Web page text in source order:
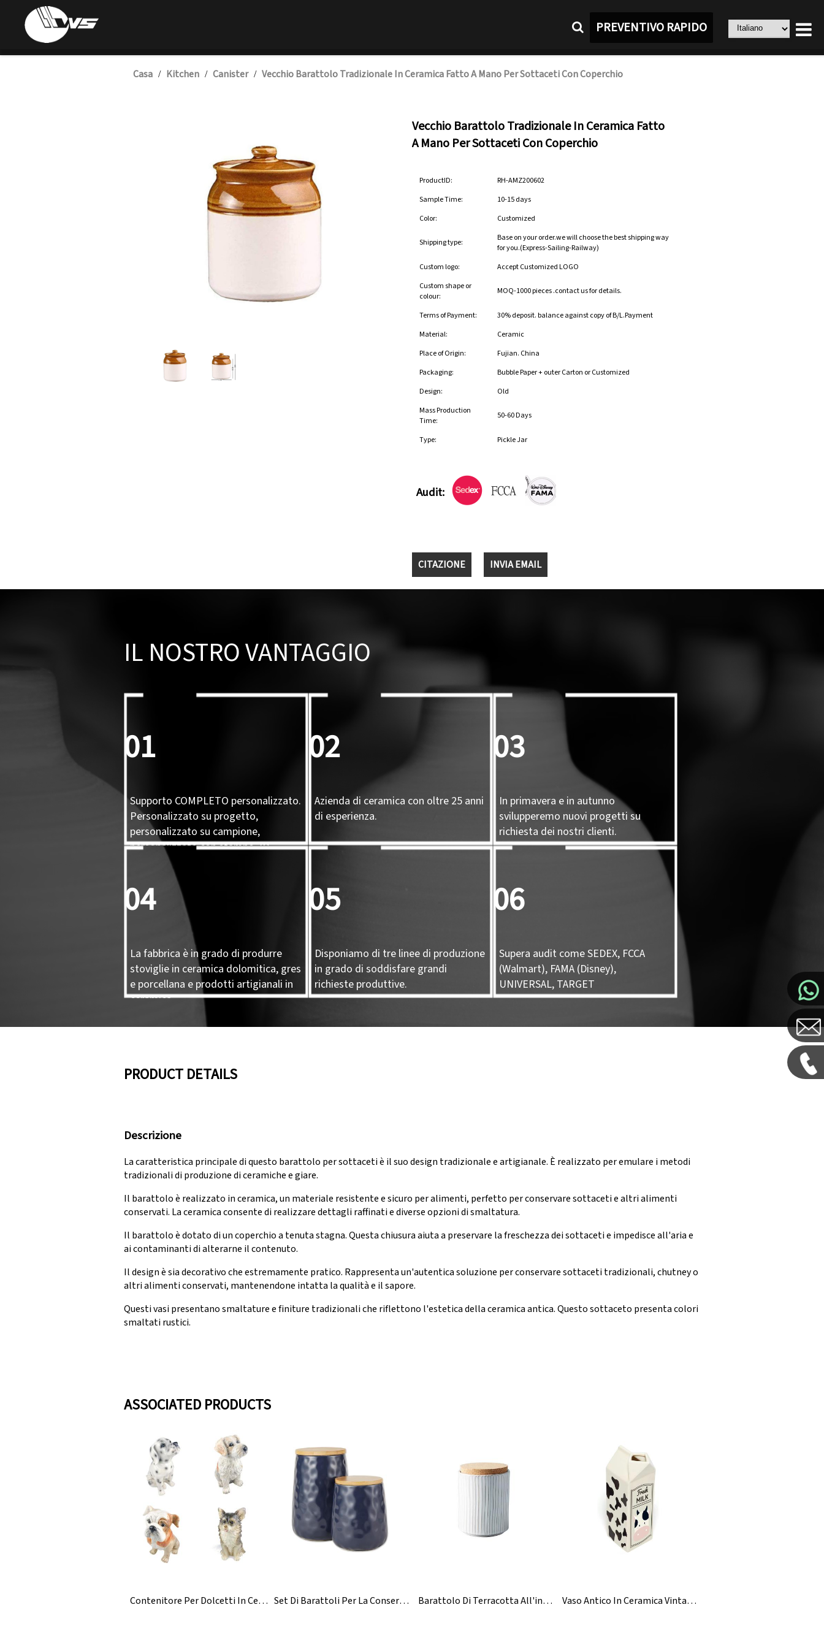
PREVENTIVO RAPIDO
Casa / Kitchen / Canister / Vecchio Barattolo Tradizionale In Ceramica Fatto A Mano Per Sottaceti Con Coperchio
Vecchio Barattolo Tradizionale In Ceramica Fatto
A Mano Per Sottaceti Con Coperchio
ProductID:
RH-AMZ200602
Sample Time:
10-15 days
Color:
Customized
Shipping type:
Base on your order.we will choose the best shipping way
for you.(Express-Sailing-Railway)
Custom logo:
Accept Customized LOGO
Custom shape or
colour:
MOQ-1000 pieces .contact us for details.
Terms of Payment:
30% deposit. balance against copy of B/L.Payment
Material:
Ceramic
Place of Origin:
Fujian. China
Packaging:
Bubble Paper + outer Carton or Customized
Design:
Old
Mass Production
Time:
50-60 Days
Type: Pickle Jar
Audit:
CITAZIONE INVIA EMAIL
IL NOSTRO VANTAGGIO
01
Supporto COMPLETO personalizzato.
Personalizzato su progetto,
personalizzato su campione,
personalizzato con stampo 3D.
02
Azienda di ceramica con oltre 25 anni
di esperienza.
03
In primavera e in autunno
svilupperemo nuovi progetti su
richiesta dei nostri clienti.
04
La fabbrica è in grado di produrre
stoviglie in ceramica dolomitica, gres
e porcellana e prodotti artigianali in
ceramica.
05
Disponiamo di tre linee di produzione
in grado di soddisfare grandi
richieste produttive.
06
Supera audit come SEDEX, FCCA
(Walmart), FAMA (Disney),
UNIVERSAL, TARGET
PRODUCT DETAILS
Descrizione
La caratteristica principale di questo barattolo per sottaceti è il suo design tradizionale e artigianale. È realizzato per emulare i metodi
tradizionali di produzione di ceramiche e giare.
Il barattolo è realizzato in ceramica, un materiale resistente e sicuro per alimenti, perfetto per conservare sottaceti e altri alimenti
conservati. La ceramica consente di realizzare dettagli raffinati e diverse opzioni di smaltatura.
Il barattolo è dotato di un coperchio a tenuta stagna. Questa chiusura aiuta a preservare la freschezza dei sottaceti e impedisce all'aria e
ai contaminanti di alterarne il contenuto.
Il design è sia decorativo che estremamente pratico. Rappresenta un'autentica soluzione per conservare sottaceti tradizionali, chutney o
altri alimenti conservati, mantenendone intatta la qualità e il sapore.
Questi vasi presentano smaltature e finiture tradizionali che riflettono l'estetica della ceramica antica. Questo sottaceto presenta colori
smaltati rustici.
ASSOCIATED PRODUCTS
Contenitore Per Dolcetti In Ceramica A Forma Di Cane Dipinto A Mano Set Di Barattoli Per La Conservazione In Ceramica Blu Da Cucina Barattolo Di Terracotta All'ingrosso Con Coperchio In Sughero Vaso Antico In Ceramica Vintage Per Il Latte All'ingrosso